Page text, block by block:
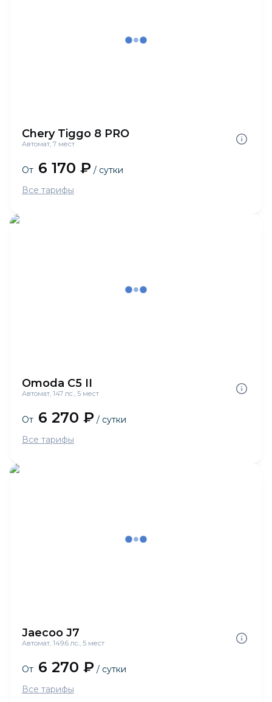
Chery Tiggo 8 PRO
Автомат, 7 мест
От 6 170 ₽ / сутки
Все тарифы
Omoda C5 II
Автомат, 147 лс., 5 мест
От 6 270 ₽ / сутки
Все тарифы
Jaecoo J7
Автомат, 149.6 лс., 5 мест
От 6 270 ₽ / сутки
Все тарифы